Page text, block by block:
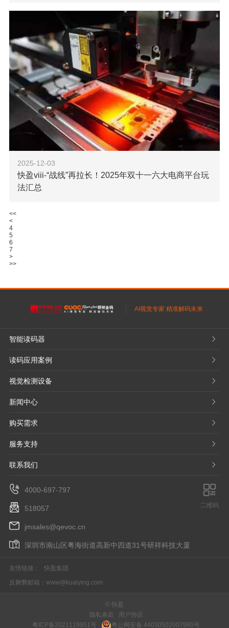
当晨雾漫过山间的枫香树，当夕阳为银杏叶镀上金边，秋
日的光影总在不经意间流转。以往为定格这些瞬间，背包里总
要塞满相机、镜头与三脚架，如今有了三星 Galaxy S25
Ultra，这一切都变得简单，
了解更多 
2025-12-03
快盈viii-“战线”再拉长！2025年双十一六大电商平台玩
法汇总
<<
<
4
5
6
7
>
>>
AI视觉专家 精准解码未来
智能读码器 𐃮
读码应用案例 𐃮
视觉检测设备 𐃮
新闻中心 𐃮
购买需求 𐃮
服务支持 𐃮
联系我们 𐃮
4000-697-797
518057
jmsales@qevoc.cn
深圳市南山区粤海街道高新中四道31号研祥科技大厦
二维码
友情链接：
快盈集团
反舞弊邮箱： www@kuaiying.com
© 快盈
隐私条款
用户协议
粤ICP备2021119951号
粤公网安备 44030502007980号